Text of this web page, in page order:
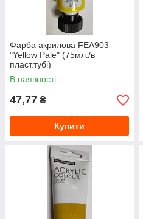
Фарба акрилова FEA903
"Yellow Pale" (75мл./в
пласт.тубі)
В наявності
47,77 ₴
Купити